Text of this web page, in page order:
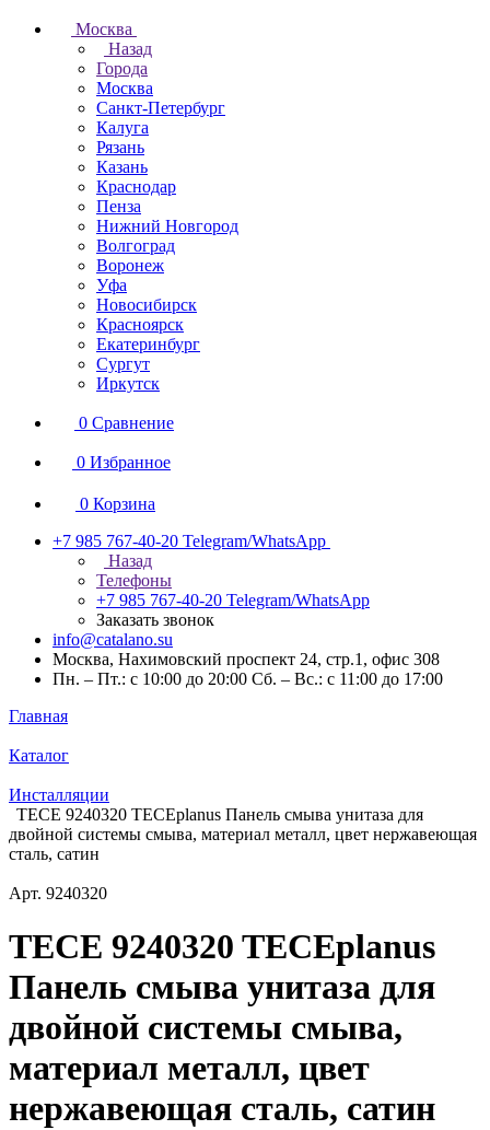
Москва
Назад
Города
Москва
Санкт-Петербург
Калуга
Рязань
Казань
Краснодар
Пенза
Нижний Новгород
Волгоград
Воронеж
Уфа
Новосибирск
Красноярск
Екатеринбург
Сургут
Иркутск
0 Сравнение
0 Избранное
0 Корзина
+7 985 767-40-20 Telegram/WhatsApp
Назад
Телефоны
+7 985 767-40-20 Telegram/WhatsApp
Заказать звонок
info@catalano.su
Москва, Нахимовский проспект 24, стр.1, офис 308
Пн. – Пт.: с 10:00 до 20:00 Сб. – Вс.: с 11:00 до 17:00
Главная
Каталог
Инсталляции
TECE 9240320 TECEplanus Панель смыва унитаза для
двойной системы смыва, материал металл, цвет нержавеющая
сталь, сатин
Арт. 9240320
TECE 9240320 TECEplanus
Панель смыва унитаза для
двойной системы смыва,
материал металл, цвет
нержавеющая сталь, сатин